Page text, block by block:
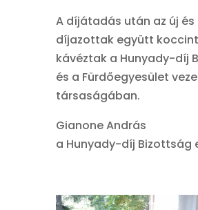
A díjátadás után az új
díjazottak együtt
kávéztak a Hunyady-díj
és a Fürdőegyesület
társaságában.
Gianone András
a Hunyady-díj Bizottság